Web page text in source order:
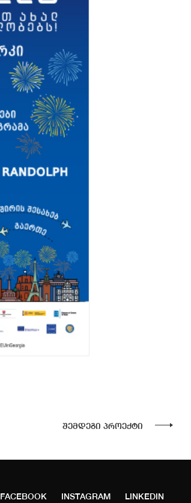
შემდეგი პროექტი
FACEBOOK INSTAGRAM LINKEDIN